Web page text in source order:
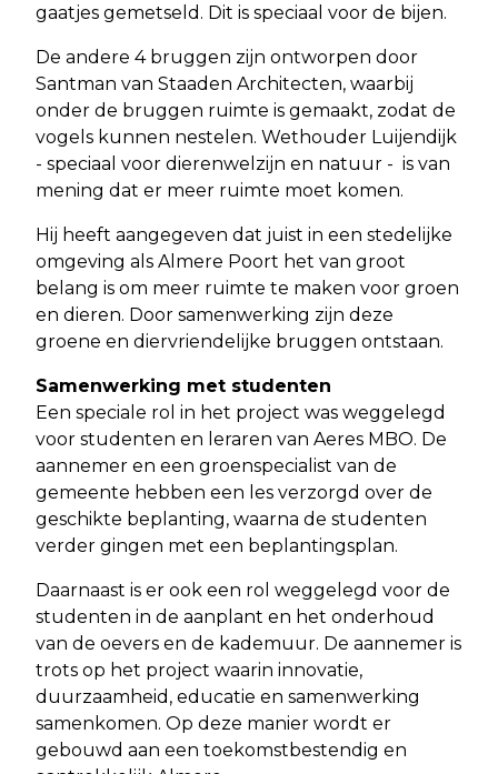
gaatjes gemetseld. Dit is speciaal voor de bijen.
De andere 4 bruggen zijn ontworpen door
Santman van Staaden Architecten, waarbij
onder de bruggen ruimte is gemaakt, zodat de
vogels kunnen nestelen. Wethouder Luijendijk
- speciaal voor dierenwelzijn en natuur - is van
mening dat er meer ruimte moet komen.
Hij heeft aangegeven dat juist in een stedelijke
omgeving als Almere Poort het van groot
belang is om meer ruimte te maken voor groen
en dieren. Door samenwerking zijn deze
groene en diervriendelijke bruggen ontstaan.
Samenwerking met studenten
Een speciale rol in het project was weggelegd
voor studenten en leraren van Aeres MBO. De
aannemer en een groenspecialist van de
gemeente hebben een les verzorgd over de
geschikte beplanting, waarna de studenten
verder gingen met een beplantingsplan.
Daarnaast is er ook een rol weggelegd voor de
studenten in de aanplant en het onderhoud
van de oevers en de kademuur. De aannemer is
trots op het project waarin innovatie,
duurzaamheid, educatie en samenwerking
samenkomen. Op deze manier wordt er
gebouwd aan een toekomstbestendig en